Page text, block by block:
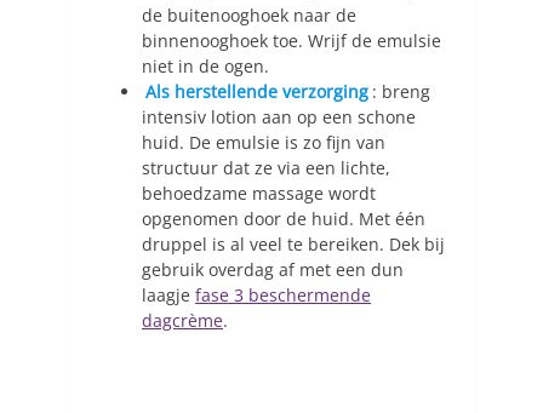
de buitenooghoek naar de
binnenooghoek toe. Wrijf de emulsie
niet in de ogen.
Als herstellende verzorging : breng
intensiv lotion aan op een schone
huid. De emulsie is zo fijn van
structuur dat ze via een lichte,
behoedzame massage wordt
opgenomen door de huid. Met één
druppel is al veel te bereiken. Dek bij
gebruik overdag af met een dun
laagje fase 3 beschermende
dagcrème.